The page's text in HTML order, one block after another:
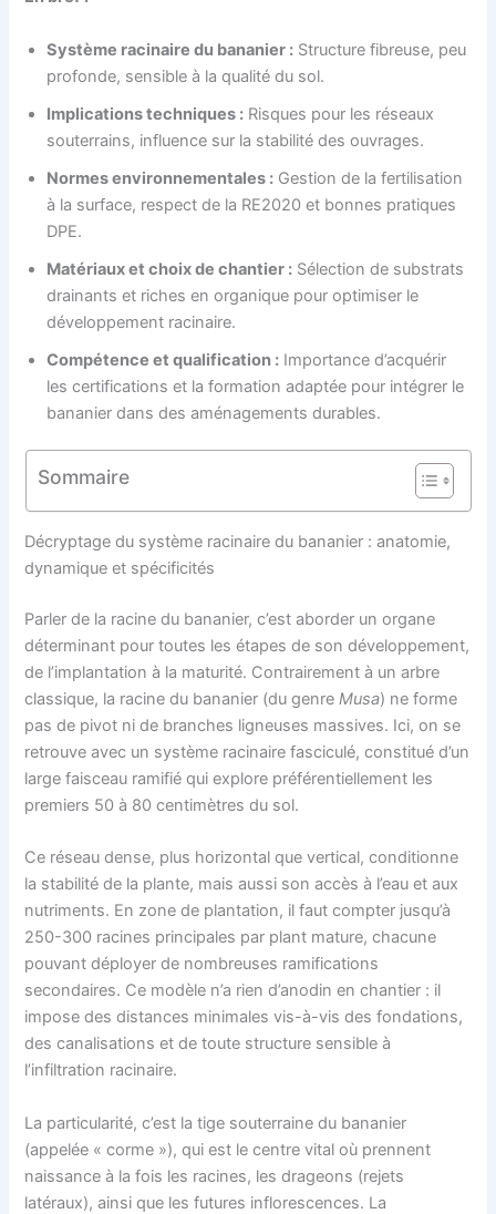
Système racinaire du bananier : Structure fibreuse, peu
profonde, sensible à la qualité du sol.
Implications techniques : Risques pour les réseaux
souterrains, influence sur la stabilité des ouvrages.
Normes environnementales : Gestion de la fertilisation
à la surface, respect de la RE2020 et bonnes pratiques
DPE.
Matériaux et choix de chantier : Sélection de substrats
drainants et riches en organique pour optimiser le
développement racinaire.
Compétence et qualification : Importance d’acquérir
les certifications et la formation adaptée pour intégrer le
bananier dans des aménagements durables.
Sommaire
Décryptage du système racinaire du bananier : anatomie,
dynamique et spécificités
Parler de la racine du bananier, c’est aborder un organe
déterminant pour toutes les étapes de son développement,
de l’implantation à la maturité. Contrairement à un arbre
classique, la racine du bananier (du genreMusa) ne forme
pas de pivot ni de branches ligneuses massives. Ici, on se
retrouve avec un système racinaire fasciculé, constitué d’un
large faisceau ramifié qui explore préférentiellement les
premiers 50 à 80 centimètres du sol.
Ce réseau dense, plus horizontal que vertical, conditionne
la stabilité de la plante, mais aussi son accès à l’eau et aux
nutriments. En zone de plantation, il faut compter jusqu’à
250-300 racines principales par plant mature, chacune
pouvant déployer de nombreuses ramifications
secondaires. Ce modèle n’a rien d’anodin en chantier : il
impose des distances minimales vis-à-vis des fondations,
des canalisations et de toute structure sensible à
l’infiltration racinaire.
La particularité, c’est la tige souterraine du bananier
(appelée « corme »), qui est le centre vital où prennent
naissance à la fois les racines, les drageons (rejets
latéraux), ainsi que les futures inflorescences. La